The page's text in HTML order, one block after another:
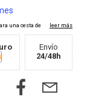
Envío
24/48h